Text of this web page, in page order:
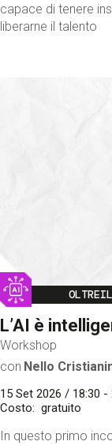
capace di tenere
liberarne il talento
Image
L’AI è
Workshop
con Nello
15 Set 2026 / 18:30 -
Costo
gratuito
In questo primo